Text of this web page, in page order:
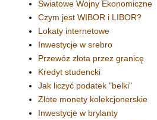
Światowe Wojny Ekonomiczne
Czym jest WIBOR i LIBOR?
Lokaty internetowe
Inwestycje w srebro
Przewóz złota przez granicę
Kredyt studencki
Jak liczyć podatek "belki"
Złote monety kolekcjonerskie
Inwestycje w brylanty